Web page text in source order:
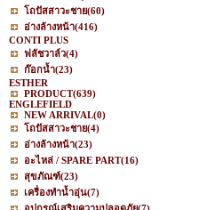
โถปัสสาวะชาย(60)
อ่างล้างหน้า(416)
CONTI PLUS
ฟลัชวาล์ว(4)
ก๊อกน้ำ(23)
ESTHER
PRODUCT(639)
ENGLEFIELD
NEW ARRIVAL(0)
โถปัสสาวะชาย(4)
อ่างล้างหน้า(23)
อะไหล่ / SPARE PART(16)
สุขภัณฑ์(23)
เครื่องทำน้ำอุ่น(7)